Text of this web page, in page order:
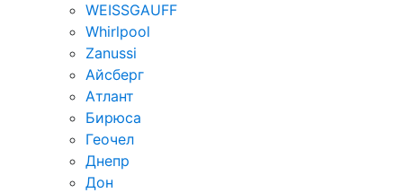
WEISSGAUFF
Whirlpool
Zanussi
Айсберг
Атлант
Бирюса
Геочел
Днепр
Дон